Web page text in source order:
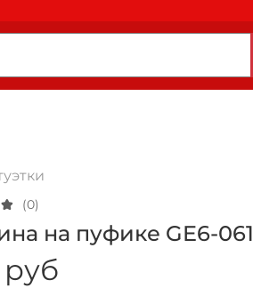
(0)
на пуфике GE6-061
руб